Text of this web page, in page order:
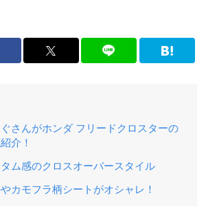
さんがホンダ フリードクロスターの
介！
ム感のクロスオーバースタイル
カモフラ柄シートがオシャレ！